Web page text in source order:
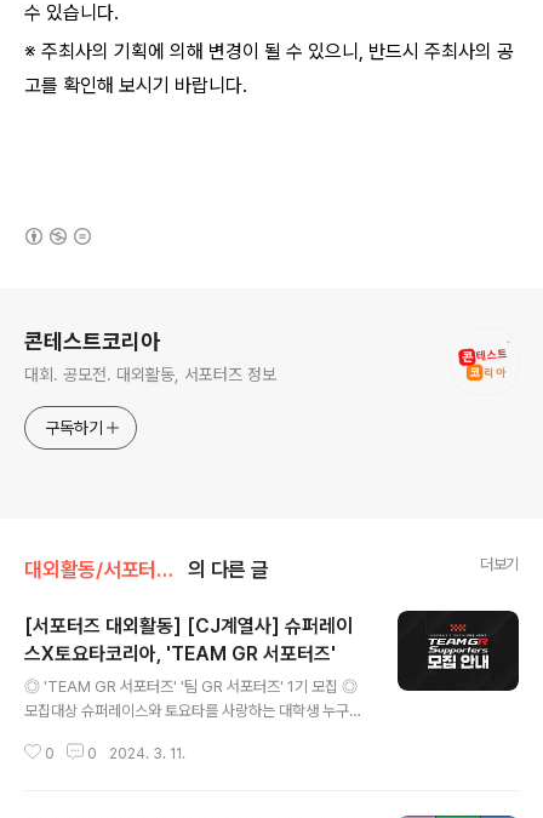
수 있습니다.
※ 주최사의 기획에 의해 변경이 될 수 있으니, 반드시 주최사의 공
고를 확인해 보시기 바랍니다.
콘테스트코리아
대회. 공모전. 대외활동, 서포터즈 정보
구독하기
대외활동/서포터즈 • 기자단 의 다른 글 더보기
[서포터즈 대외활동] [CJ계열사] 슈퍼레이
스X토요타코리아, 'TEAM GR 서포터즈'
◎ 'TEAM GR 서포터즈' '팀 GR 서포터즈' 1기 모집 ◎
모집대상 슈퍼레이스와 토요타를 사랑하는 대학생 누구나
발일정 - 서류접수 : 2024. 02. 27(화) ~ 03. 18(월) -
0 0 2024. 3. 11.